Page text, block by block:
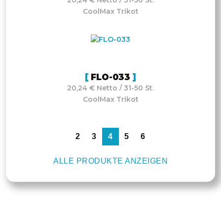
CoolMax Trikot
FLO-033
20,24 € Netto / 31-50 St.
CoolMax Trikot
2 3 4 5 6
ALLE PRODUKTE ANZEIGEN